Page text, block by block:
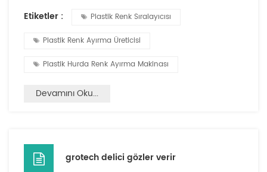
birinci yüzyıl bilimsel ve teknolojik yeniliklerin yeni bir çağrısı,
renk hefei growking optoelektronik teknoloji co., Ltd geri
Etiketler : Plastik Renk Sıralayıcısı
Plastik Renk Ayırma Üreticisi
Plastik Hurda Renk Ayırma Makinası
Devamını Oku...
grotech delici gözler verir